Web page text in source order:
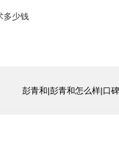
多少钱
彭青和|彭青和怎么样|口